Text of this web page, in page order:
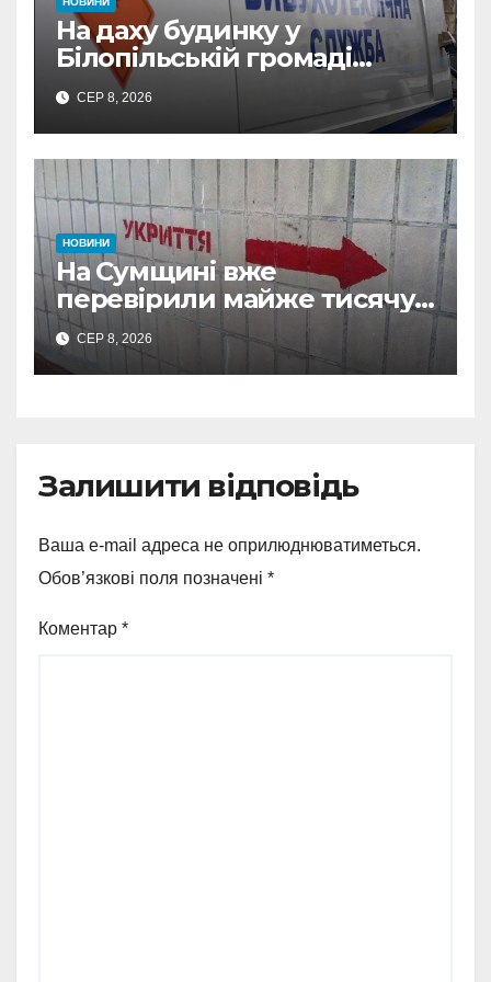
На даху будинку у
Білопільській громаді
знайшли 120-мм міну
СЕР 8, 2026
НОВИНИ
На Сумщині вже
перевірили майже тисячу
укриттів: де виявили
замкнені двері
СЕР 8, 2026
Залишити відповідь
Ваша e-mail адреса не оприлюднюватиметься.
Обов’язкові поля позначені *
Коментар *